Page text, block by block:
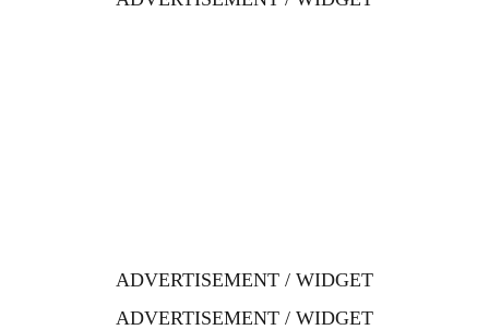
ADVERTISEMENT / WIDGET
ADVERTISEMENT / WIDGET